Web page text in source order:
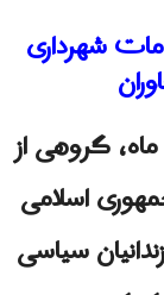
شهرداری
گروهی از
اسلامی
سیاسی